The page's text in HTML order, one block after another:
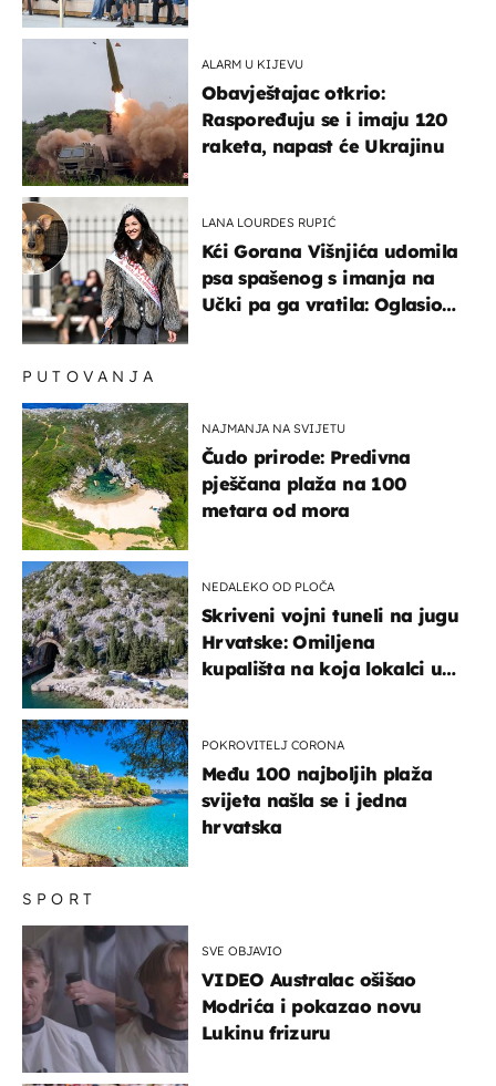
ALARM U KIJEVU
Obavještajac otkrio:
Raspoređuju se i imaju 120
raketa, napast će Ukrajinu
LANA LOURDES RUPIĆ
Kći Gorana Višnjića udomila
psa spašenog s imanja na
Učki pa ga vratila: Oglasio
SPORT
SVE OBJAVIO
VIDEO Australac ošišao
Modrića i pokazao novu
Lukinu frizuru
PUTOVANJA
NAJMANJA NA SVIJETU
Čudo prirode: Predivna
pješčana plaža na 100
metara od mora
NEDALEKO OD PLOČA
Skriveni vojni tuneli na jugu
Hrvatske: Omiljena
kupališta na koja lokalci u
POKROVITELJ CORONA
Među 100 najboljih plaža
svijeta našla se i jedna
hrvatska